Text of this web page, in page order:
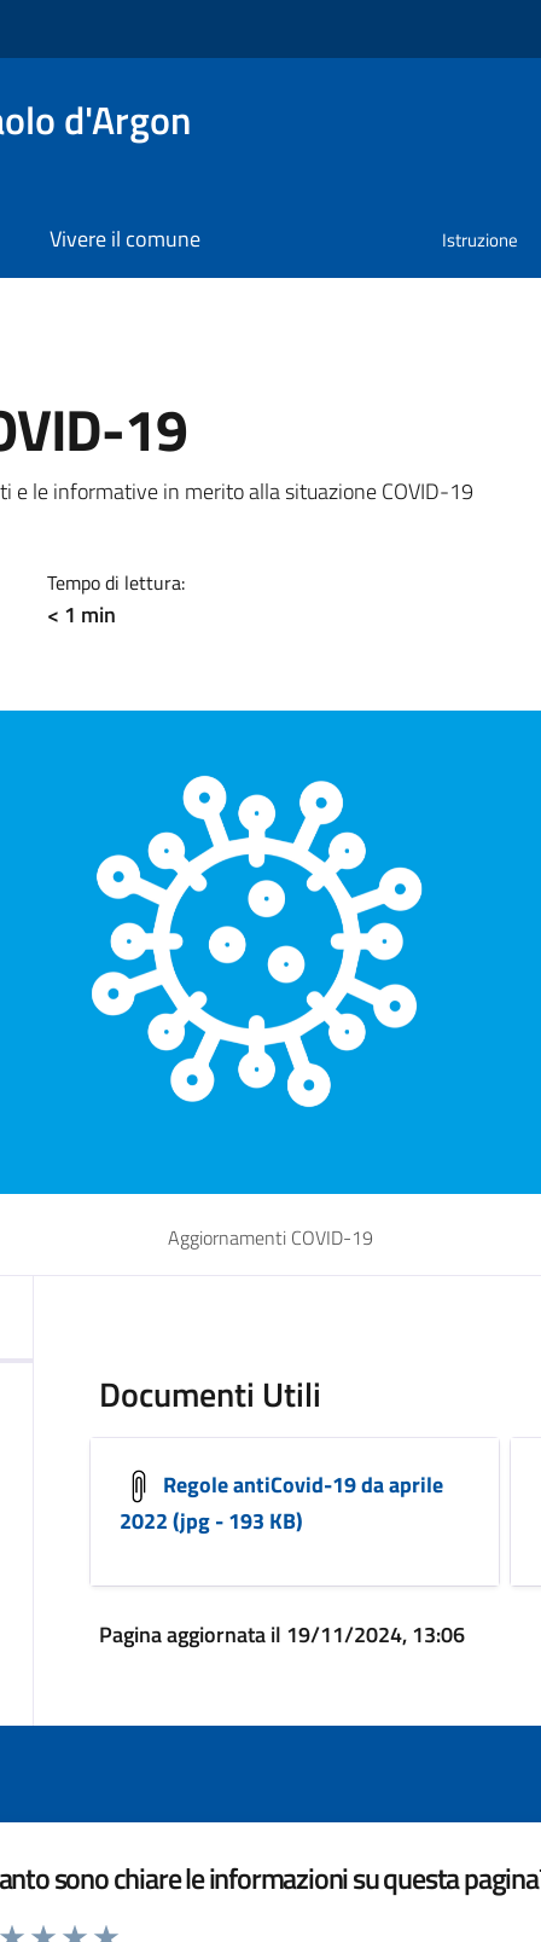
d'Argon
Vivere il comune Istruzione
19
e le informative in merito alla situazione COVID-19
Tempo di lettura:
< 1 min
Aggiornamenti COVID-19
Documenti Utili
Regole antiCovid-19 da aprile
2022 (jpg - 193 KB)
Pagina aggiornata il 19/11/2024, 13:06
sono chiare le informazioni su questa
da 1 a 5 stelle la pagina